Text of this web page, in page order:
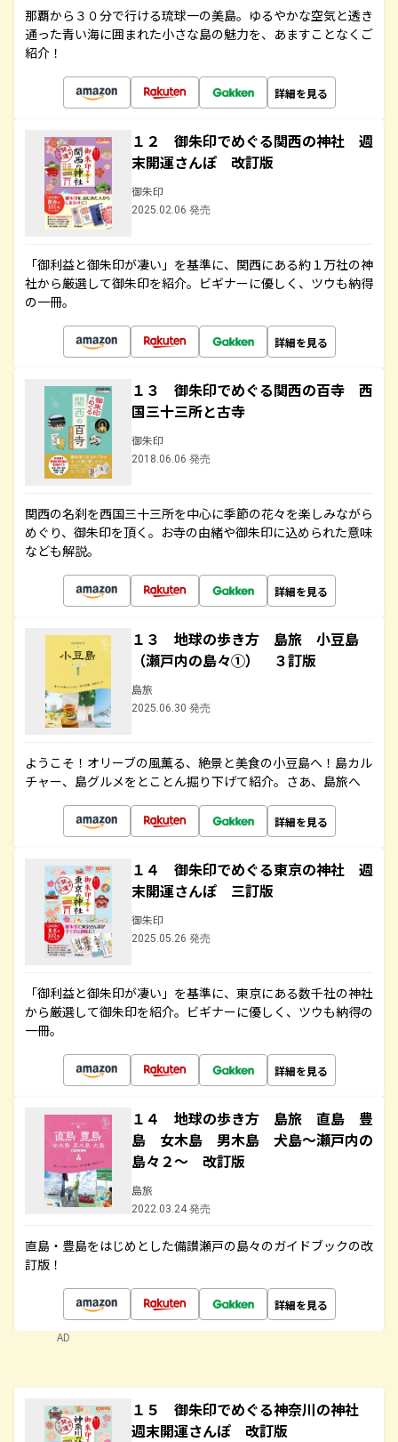
那覇から３０分で行ける琉球一の美島。ゆるやかな空気と透き
通った青い海に囲まれた小さな島の魅力を、あますことなくご
紹介！
詳細を見る
１２ 御朱印でめぐる関西の神社 週
末開運さんぽ 改訂版
御朱印
2025.02.06 発売
「御利益と御朱印が凄い」を基準に、関西にある約１万社の神
社から厳選して御朱印を紹介。ビギナーに優しく、ツウも納得
の一冊。
詳細を見る
１３ 御朱印でめぐる関西の百寺 西
国三十三所と古寺
御朱印
2018.06.06 発売
関西の名刹を西国三十三所を中心に季節の花々を楽しみながら
めぐり、御朱印を頂く。お寺の由緒や御朱印に込められた意味
なども解説。
詳細を見る
１３ 地球の歩き方 島旅 小豆島
（瀬戸内の島々①） ３訂版
島旅
2025.06.30 発売
ようこそ！オリーブの風薫る、絶景と美食の小豆島へ！島カル
チャー、島グルメをとことん掘り下げて紹介。さあ、島旅へ
詳細を見る
１４ 御朱印でめぐる東京の神社 週
末開運さんぽ 三訂版
御朱印
2025.05.26 発売
「御利益と御朱印が凄い」を基準に、東京にある数千社の神社
から厳選して御朱印を紹介。ビギナーに優しく、ツウも納得の
一冊。
詳細を見る
１４ 地球の歩き方 島旅 直島 豊
島 女木島 男木島 犬島～瀬戸内の
島々２～ 改訂版
島旅
2022.03.24 発売
直島・豊島をはじめとした備讃瀬戸の島々のガイドブックの改
訂版！
詳細を見る
AD
１５ 御朱印でめぐる神奈川の神社
週末開運さんぽ 改訂版